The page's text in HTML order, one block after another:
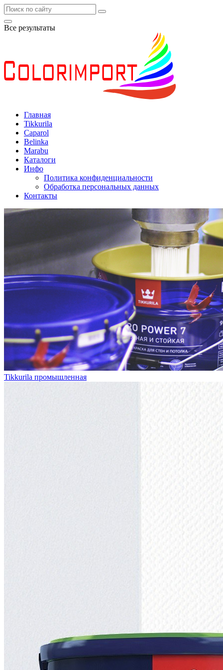
Все результаты
Главная
Tikkurila
Caparol
Belinka
Marabu
Каталоги
Инфо
Политика конфиденциальности
Обработка персональных данных
Контакты
Tikkurila промышленная